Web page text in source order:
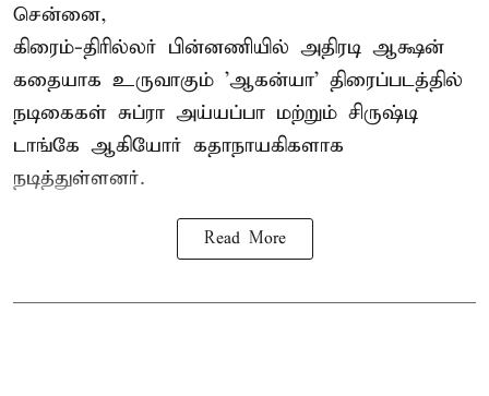
சென்னை,
கிரைம்-திரில்லர் பின்னணியில் அதிரடி ஆக்ஷன்
கதையாக உருவாகும் 'ஆகன்யா' திரைப்படத்தில்
நடிகைகள் சுப்ரா அய்யப்பா மற்றும் சிருஷ்டி
டாங்கே ஆகியோர் கதாநாயகிகளாக
நடித்துள்ளனர்.
Read More